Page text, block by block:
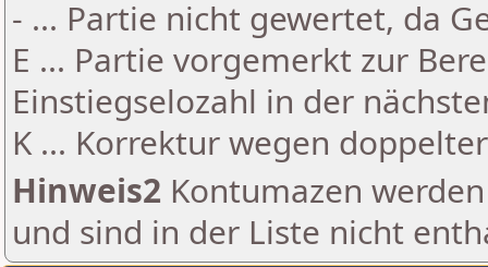
- ... Partie nicht gewertet, da
E ... Partie vorgemerkt zur
Einstiegselozahl in der
K ... Korrektur wegen
Hinweis2 Kontumazen
und sind in der Liste nicht